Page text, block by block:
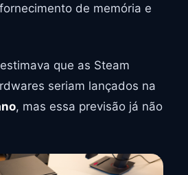
de memória e
que as Steam
seriam lançados na
, mas essa previsão já não